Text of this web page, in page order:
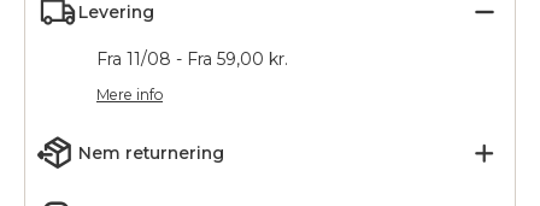
Levering
Fra 11/08 - Fra 59,00 kr.
Mere info
Nem returnering